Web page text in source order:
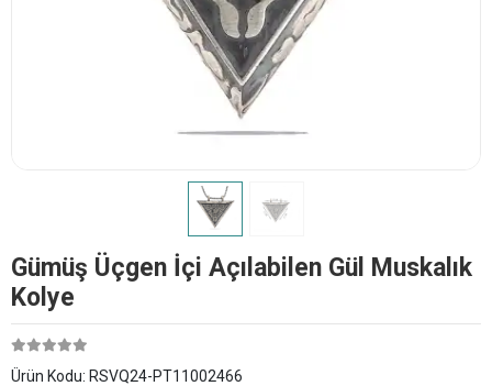
Gümüş Üçgen İçi Açılabilen Gül Muskalık
Kolye
Ürün Kodu: RSVQ24-PT11002466